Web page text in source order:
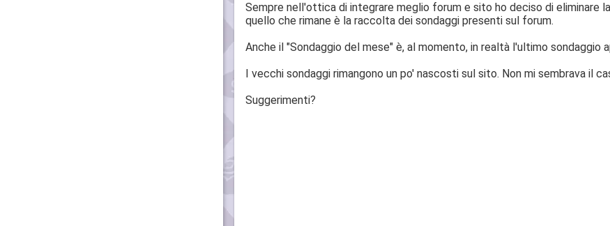
Sempre nell'ottica di integrare meglio forum e sito ho deciso di eliminare
quello che rimane è la raccolta dei sondaggi presenti sul forum.
Anche il "Sondaggio del mese" è, al momento, in realtà l'ultimo sondaggio
I vecchi sondaggi rimangono un po' nascosti sul sito. Non mi sembrava il
Suggerimenti?